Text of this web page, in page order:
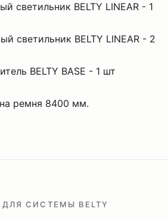
светильник BELTY LINEAR - 1
светильник BELTY LINEAR - 2
BELTY BASE - 1 шт
ремня 8400 мм.
СИСТЕМЫ BELTY